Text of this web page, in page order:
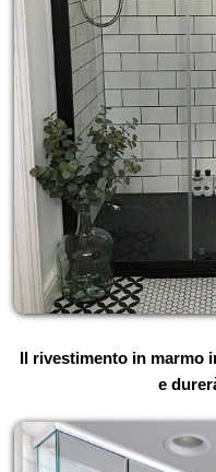
Il rivestimento in marmo
e